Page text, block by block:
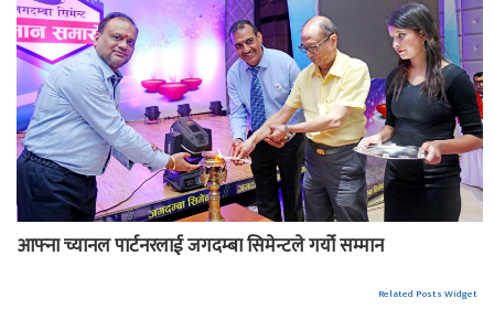
आफ्ना च्यानल पार्टनरलाई जगदम्बा सिमेन्टले गर्यो सम्मान
Related Posts Widget